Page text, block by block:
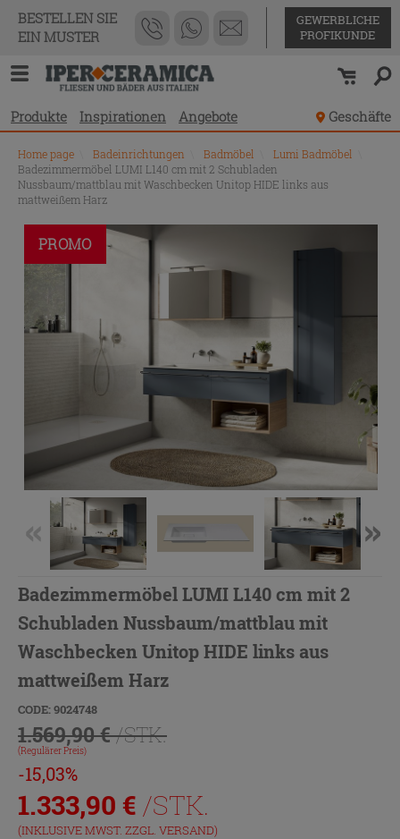
BESTELLEN SIE
EIN MUSTER
GEWERBLICHE
PROFIKUNDE
Produkte Inspirationen Angebote Geschäfte
Home page Badeinrichtungen Badmöbel Lumi Badmöbel
Badezimmermöbel LUMI L140 cm mit 2 Schubladen
Nussbaum/mattblau mit Waschbecken Unitop HIDE links aus
mattweißem Harz
PROMO
Badezimmermöbel LUMI L140 cm mit 2
Schubladen Nussbaum/mattblau mit
Waschbecken Unitop HIDE links aus
mattweißem Harz
CODE: 9024748
1.569,90 €/STK.
(Regulärer Preis)
-15,03%
1.333,90 € /STK.
(INKLUSIVE MWST. ZZGL. VERSAND)